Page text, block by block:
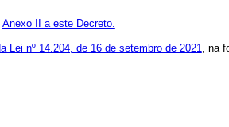
Anexo II a este Decreto.
Lei nº 14.204, de 16 de setembro de 2021, na